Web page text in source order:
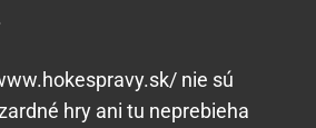
nie sú
hry ani tu neprebieha